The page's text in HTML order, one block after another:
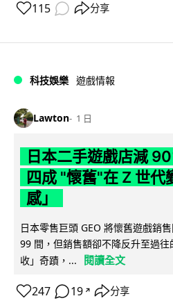
115 分享
科技娛樂 遊戲情報
Lawton 1 日
日本二手遊戲店減
四成 "懷舊"在 Z 世代
感」
日本零售巨頭 GEO 將懷舊遊戲銷
99 間，但銷售額卻不降反升至過
收」奇蹟，...
閱讀全文
247 19 ↗ 分享